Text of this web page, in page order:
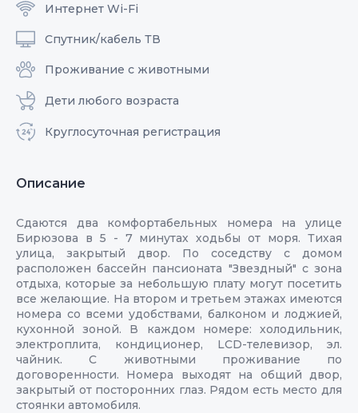
Интернет Wi-Fi
Спутник/кабель ТВ
Проживание с животными
Дети любого возраста
Круглосуточная регистрация
Описание
Сдаются два комфортабельных номера на улице
Бирюзова в 5 - 7 минутах ходьбы от моря. Тихая
улица, закрытый двор. По соседству с домом
расположен бассейн пансионата "Звездный" с зона
отдыха, которые за небольшую плату могут посетить
все желающие. На втором и третьем этажах имеются
номера со всеми удобствами, балконом и лоджией,
кухонной зоной. В каждом номере: холодильник,
электроплита, кондиционер, LCD-телевизор, эл.
чайник. С животными проживание по
договоренности. Номера выходят на общий двор,
закрытый от посторонних глаз. Рядом есть место для
стоянки автомобиля.